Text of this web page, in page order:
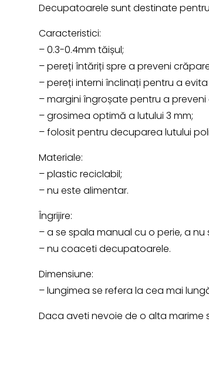
Decupatoarele sunt destinate
Caracteristici:
– 0.3-0.4mm tăișul;
– pereți întăriți spre a preveni
– pereți interni înclinați pentru a
– margini îngroșate pentru a
– grosimea optimă a lutului 3 mm;
– folosit pentru decuparea lutului
Materiale:
– plastic reciclabil;
– nu este alimentar.
Îngrijire:
– a se spala manual cu o perie, a nu
– nu coaceti decupatoarele.
Dimensiune:
– lungimea se refera la cea mai
Daca aveti nevoie de o alta